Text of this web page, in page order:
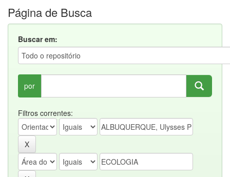
Página de Busca
Buscar em:
por
Filtros correntes: